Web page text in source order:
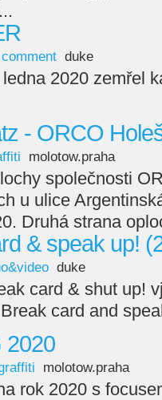
duke
2020 zemřel
- ORCO
molotow.praha
společnosti
u ulice
Druhá strana
& speak up!
duke
card & shut up!
card and
2020
molotow.praha
rok 2020 s